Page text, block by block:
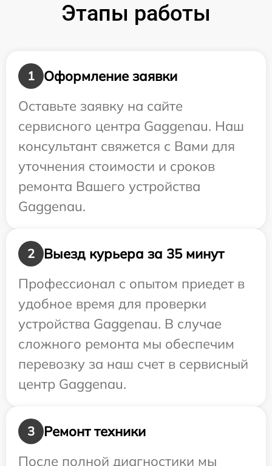
Этапы работы
1
Оформление заявки
Оставьте заявку на сайте
сервисного центра Gaggenau. Наш
консультант свяжется с Вами для
уточнения стоимости и сроков
ремонта Вашего устройства
Gaggenau.
2
Выезд курьера за 35 минут
Профессионал с опытом приедет в
удобное время для проверки
устройства Gaggenau. В случае
сложного ремонта мы обеспечим
перевозку за наш счет в сервисный
центр Gaggenau.
3
Ремонт техники
После полной диагностики мы